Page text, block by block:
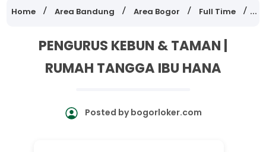
Home Area Bandung Area Bogor Full Time
PENGURUS KEBUN & TAMAN |
RUMAH TANGGA IBU HANA
Posted bybogorloker.com